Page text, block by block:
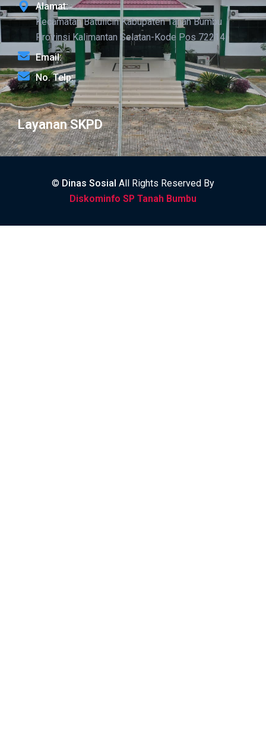
Alamat:
Kecamatan Batulicin Kabupaten Tanah Bumbu
Provinsi Kalimantan Selatan-Kode Pos 72214
Email:
No. Telp:
Layanan SKPD
© Dinas Sosial All Rights Reserved By
Diskominfo SP Tanah Bumbu